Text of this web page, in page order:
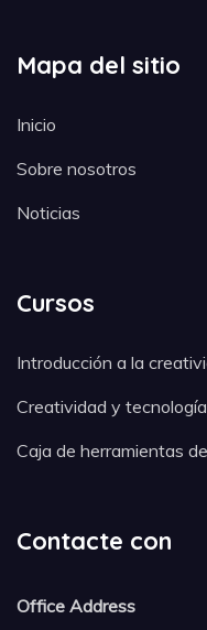
Mapa del sitio
Inicio
Sobre nosotros
Noticias
Cursos
Introducción a la
Creatividad y
Caja de herramientas
Contacte con
Office Address